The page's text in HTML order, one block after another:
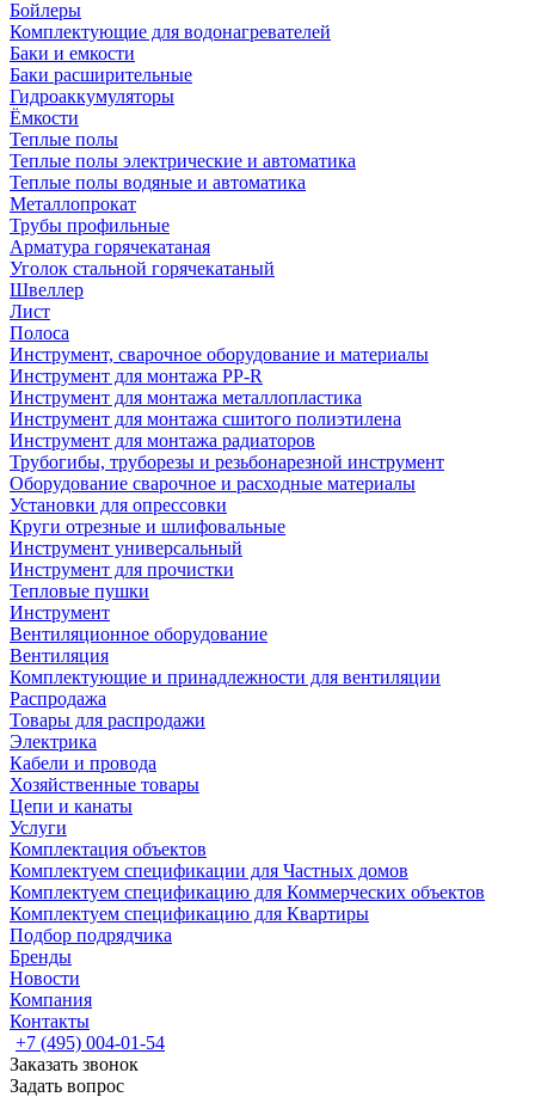
Бойлеры
Комплектующие для водонагревателей
Баки и емкости
Баки расширительные
Гидроаккумуляторы
Ёмкости
Теплые полы
Теплые полы электрические и автоматика
Теплые полы водяные и автоматика
Металлопрокат
Трубы профильные
Арматура горячекатаная
Уголок стальной горячекатаный
Швеллер
Лист
Полоса
Инструмент, сварочное оборудование и материалы
Инструмент для монтажа PP-R
Инструмент для монтажа металлопластика
Инструмент для монтажа сшитого полиэтилена
Инструмент для монтажа радиаторов
Трубогибы, труборезы и резьбонарезной инструмент
Оборудование сварочное и расходные материалы
Установки для опрессовки
Круги отрезные и шлифовальные
Инструмент универсальный
Инструмент для прочистки
Тепловые пушки
Инструмент
Вентиляционное оборудование
Вентиляция
Комплектующие и принадлежности для вентиляции
Распродажа
Товары для распродажи
Электрика
Кабели и провода
Хозяйственные товары
Цепи и канаты
Услуги
Комплектация объектов
Комплектуем спецификации для Частных домов
Комплектуем спецификацию для Коммерческих объектов
Комплектуем спецификацию для Квартиры
Подбор подрядчика
Бренды
Новости
Компания
Контакты
+7 (495) 004-01-54
Заказать звонок
Задать вопрос